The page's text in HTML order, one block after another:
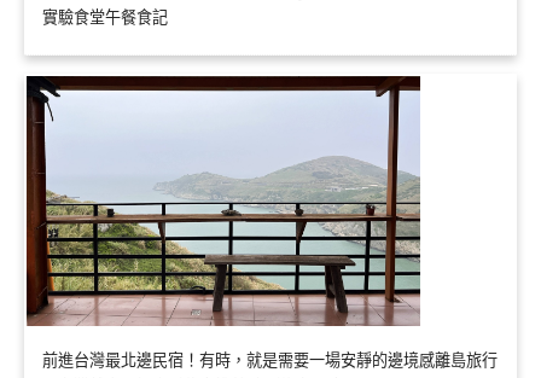
實驗食堂午餐食記
前進台灣最北邊民宿！有時，就是需要一場安靜的邊境感離島旅行